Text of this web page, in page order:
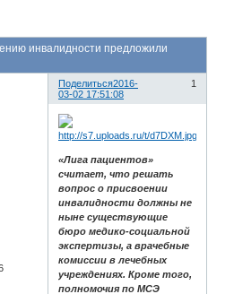
инвалидности предложили
Поделиться 1
2016-
03-02 17:51:08
«Лига пациентов»
считает, что решать
вопрос о присвоении
инвалидности должны не
ныне существующие
бюро медико-социальной
экспертизы, а врачебные
комиссии в лечебных
учреждениях. Кроме того,
полномочия по МСЭ